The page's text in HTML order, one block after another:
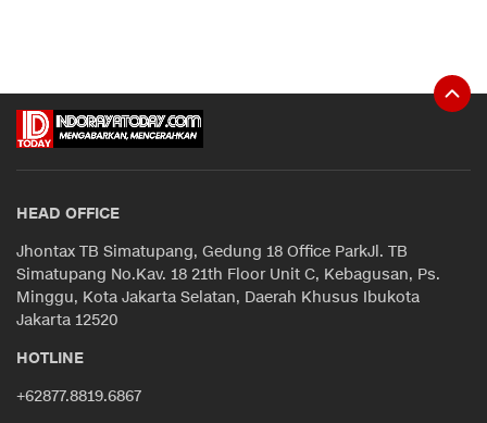
HEAD OFFICE
Jhontax TB Simatupang, Gedung 18 Office ParkJl. TB
Simatupang No.Kav. 18 21th Floor Unit C, Kebagusan, Ps.
Minggu, Kota Jakarta Selatan, Daerah Khusus Ibukota
Jakarta 12520
HOTLINE
+62877.8819.6867